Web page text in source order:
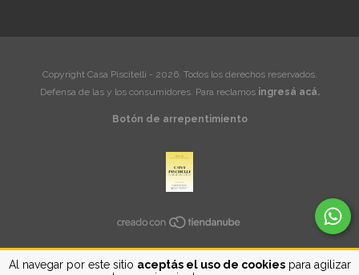
Al navegar por este sitio aceptás el uso de cookiespara agilizar
Copyright Casa Piscitelli - 2026. Todos los derechos reservados.
Defensa de las y los consumidores. Para reclamos ingresá acá.
Botón de arrepentimiento